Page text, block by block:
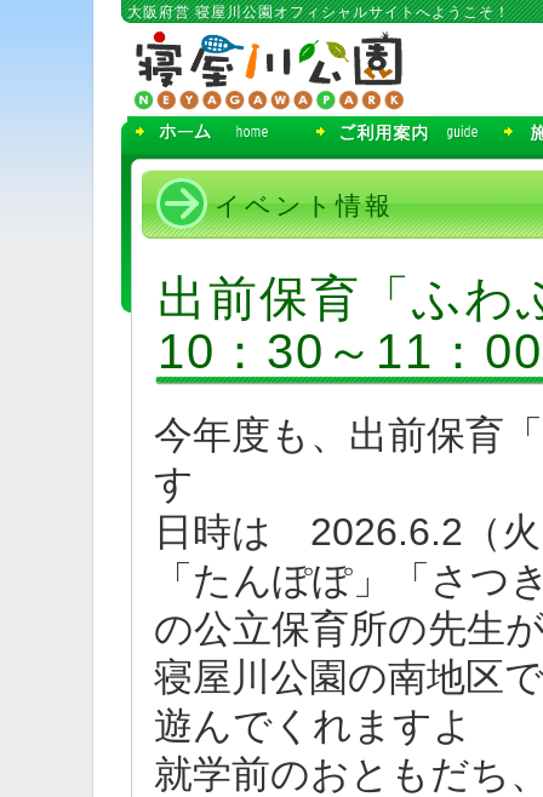
大阪府営 寝屋川公園オフィシャルサイトへようこそ！
コ
ツ
へ
動
イベント情報
出前保育「ふわ
10：30～11：00
今年度も、出前保育
す
日時は 2026.6.2（
「たんぽぽ」「さつ
の公立保育所の先生
寝屋川公園の南地区
遊んでくれますよ
就学前のおともだち